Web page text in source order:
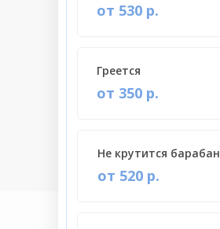
от 520 р.
Не крутится барабан
от 530 р.
от 350 р.
Греется